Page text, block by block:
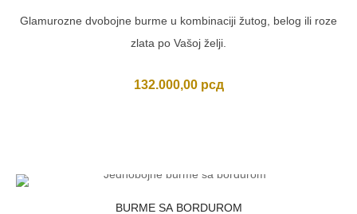
Glamurozne dvobojne burme u kombinaciji žutog, belog ili roze
zlata po Vašoj želji.
132.000,00 рсд
BURME SA BORDUROM